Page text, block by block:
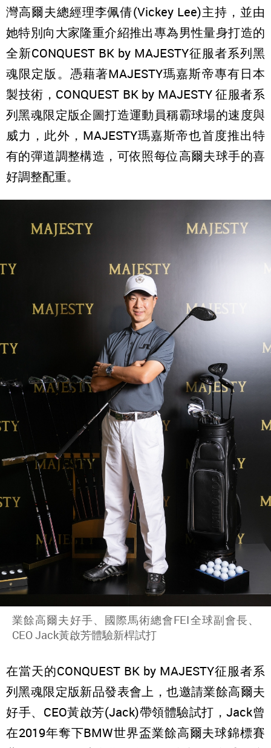
灣高爾夫總經理李佩倩(Vickey Lee)主持，並由
她特別向大家隆重介紹推出專為男性量身打造的
全新CONQUEST BK by MAJESTY征服者系列黑
魂限定版。憑藉著MAJESTY瑪嘉斯帝專有日本
製技術，CONQUEST BK by MAJESTY 征服者系
列黑魂限定版企圖打造運動員稱霸球場的速度與
威力，此外，MAJESTY瑪嘉斯帝也首度推出特
有的彈道調整構造，可依照每位高爾夫球手的喜
好調整配重。
業餘高爾夫好手、國際馬術總會FEI全球副會長、
CEO Jack黃啟芳體驗新桿試打
在當天的CONQUEST BK by MAJESTY征服者系
列黑魂限定版新品發表會上，也邀請業餘高爾夫
好手、CEO黃啟芳(Jack)帶領體驗試打，Jack曾
在2019年奪下BMW世界盃業餘高爾夫球錦標賽